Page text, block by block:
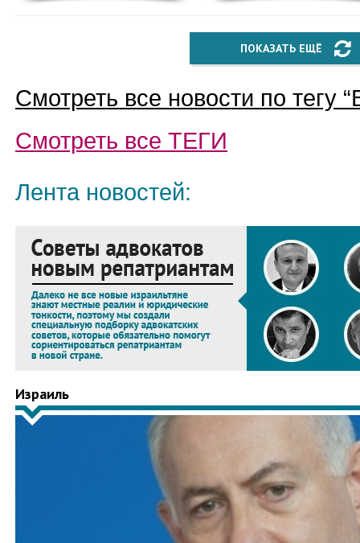
ПОКАЗАТЬ ЕЩЁ
Смотреть все новости по тегу “
Смотреть все ТЕГИ
Лента новостей:
Израиль